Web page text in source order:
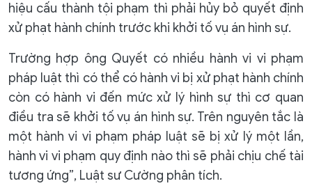
hiệu cấu thành tội phạm thì phải hủy bỏ quyết định
xử phạt hành chính trước khi khởi tố vụ án hình sự.
Trường hợp ông Quyết có nhiều hành vi vi phạm
pháp luật thì có thể có hành vi bị xử phạt hành chính
còn có hành vi đến mức xử lý hình sự thì cơ quan
điều tra sẽ khởi tố vụ án hình sự. Trên nguyên tắc là
một hành vi vi phạm pháp luật sẽ bị xử lý một lần,
hành vi vi phạm quy định nào thì sẽ phải chịu chế tài
tương ứng”, Luật sư Cường phân tích.